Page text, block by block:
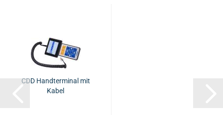
CDD Hand­ter­mi­nal mit
Kabel